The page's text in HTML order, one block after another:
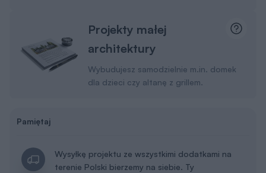
Projekty małej
architektury
Wybudujesz samodzielnie m.in. domek
dla dzieci czy altanę z grillem.
Pamiętaj
Wysyłkę projektu ze wszystkimi dodatkami na
terenie Polski bierzemy na siebie. Ty